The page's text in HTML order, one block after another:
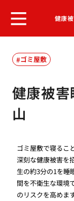
健康
ゴミ屋敷
健康被
山
ゴミ屋敷で寝るこ
深刻な健康被害を
生の約3分の1を睡
間を不衛生な環境
のリスクを高めま